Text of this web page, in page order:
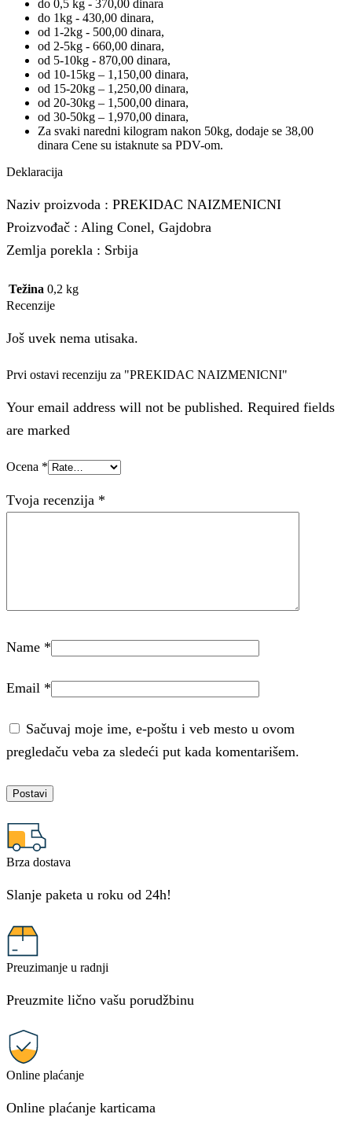
do 0,5 kg - 370,00 dinara
do 1kg - 430,00 dinara,
od 1-2kg - 500,00 dinara,
od 2-5kg - 660,00 dinara,
od 5-10kg - 870,00 dinara,
od 10-15kg – 1,150,00 dinara,
od 15-20kg – 1,250,00 dinara,
od 20-30kg – 1,500,00 dinara,
od 30-50kg – 1,970,00 dinara,
Za svaki naredni kilogram nakon 50kg, dodaje se 38,00
dinara Cene su istaknute sa PDV-om.
Deklaracija
Naziv proizvoda : PREKIDAC NAIZMENICNI
Proizvođač : Aling Conel, Gajdobra
Zemlja porekla : Srbija
Težina 0,2 kg
Recenzije
Još uvek nema utisaka.
Prvi ostavi recenziju za "PREKIDAC NAIZMENICNI"
Your email address will not be published. Required fields
are marked
Ocena *
Tvoja recenzija *
Name *
Email *
Sačuvaj moje ime, e-poštu i veb mesto u ovom
pregledaču veba za sledeći put kada komentarišem.
Brza dostava
Slanje paketa u roku od 24h!
Preuzimanje u radnji
Preuzmite lično vašu porudžbinu
Online plaćanje
Online plaćanje karticama